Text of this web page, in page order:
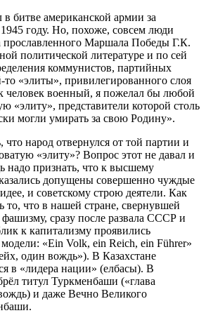
битве американской армии за
году. Но, похоже, совсем люди
прославленного Маршала Победы Г.К.
политической литературе и по сей
коммунистов, партийных
то «элиты», привилегированного слоя
человек военный, я пожелал бы любой
«элиту», представители которой столь
могли умирать за свою Родину».
что народ отвернулся от той партии и
«элиту»? Вопрос этот не давал и
надо признать, что к высшему
допущены совершенно чуждые
и советскому строю деятели. Как
то, что в нашей стране, свернувшей
сразу после развала СССР и
к капитализму проявились
«Ein Volk, ein Reich, ein Führer»
один вождь»). В Казахстане
в «лидера нации» (елбасы). В
титул Туркменбаши («глава
и даже Вечно Великого